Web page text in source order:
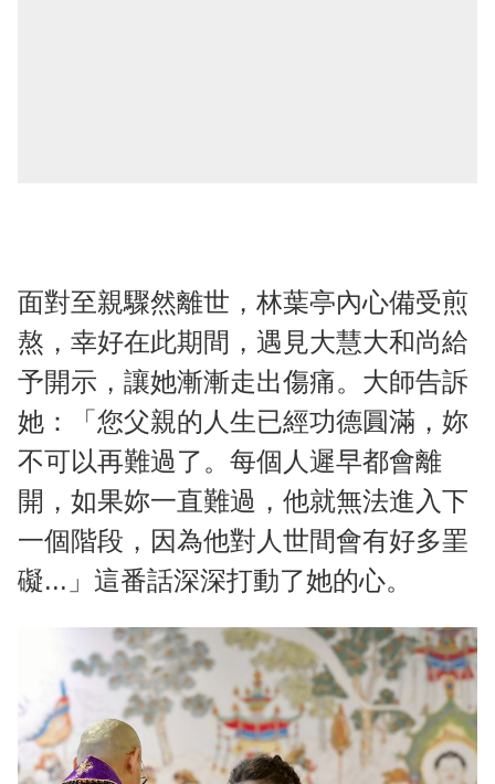
面對至親驟然離世，林葉亭內心備受煎
熬，幸好在此期間，遇見大慧大和尚給
予開示，讓她漸漸走出傷痛。大師告訴
她：「您父親的人生已經功德圓滿，妳
不可以再難過了。每個人遲早都會離
開，如果妳一直難過，他就無法進入下
一個階段，因為他對人世間會有好多罣
礙...」這番話深深打動了她的心。